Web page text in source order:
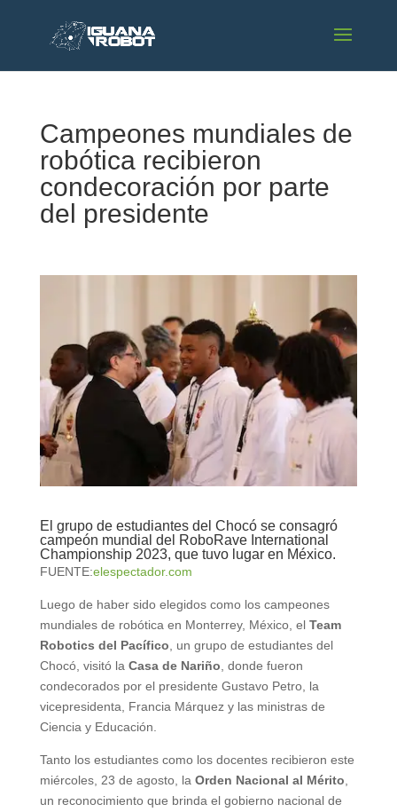
Campeones mundiales de
robótica recibieron
condecoración por parte
del presidente
El grupo de estudiantes del Chocó se consagró
campeón mundial del RoboRave International
Championship 2023, que tuvo lugar en México.
FUENTE:elespectador.com
Luego de haber sido elegidos como los campeones
mundiales de robótica en Monterrey, México, el Team
Robotics del Pacífico , un grupo de estudiantes del
Chocó, visitó la Casa de Nariño , donde fueron
condecorados por el presidente Gustavo Petro, la
vicepresidenta, Francia Márquez y las ministras de
Ciencia y Educación.
Tanto los estudiantes como los docentes recibieron este
miércoles, 23 de agosto, la Orden Nacional al Mérito
un reconocimiento que brinda el gobierno nacional de